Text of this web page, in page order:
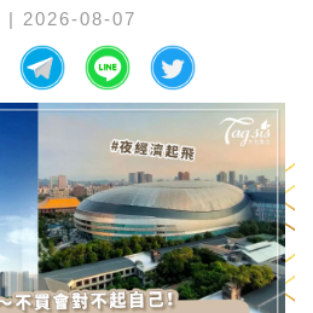
| 2026-08-07